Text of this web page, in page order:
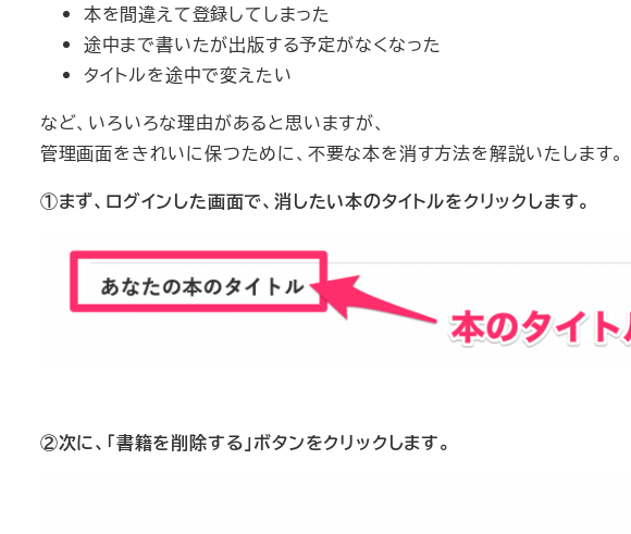
本を間違えて登録してしまった
途中まで書いたが出版する予定がなくなった
タイトルを途中で変えたい
など、いろいろな理由があると思いますが、
管理画面をきれいに保つために、不要な本を消す方法を解説いたします。
①まず、ログインした画面で、消したい本のタイトルをクリックします。
②次に、「書籍を削除する」ボタンをクリックします。